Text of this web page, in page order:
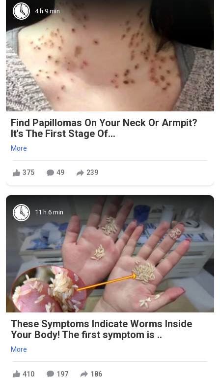
4 h 9 min
Find Papillomas On Your Neck Or Armpit?
It's The First Stage Of...
More
375 49 239
11 h 6 min
These Symptoms Indicate Worms Inside
Your Body! The first symptom is ..
More
410 197 186